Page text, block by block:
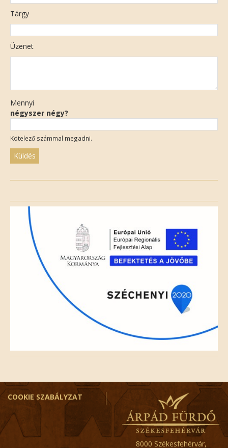
Tárgy
Üzenet
Mennyi
négyszer négy?
Kötelező számmal megadni.
field
empty.
COOKIE SZABÁLYZAT
8000 Székesfehérvár,